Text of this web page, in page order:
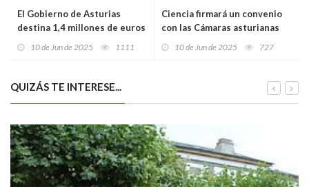
El Gobierno de Asturias
destina 1,4 millones de euros
10 de Jun de 2025 1111
Ciencia firmará un convenio
con las Cámaras asturianas
10 de Jun de 2025 727
QUIZÁS TE INTERESE...